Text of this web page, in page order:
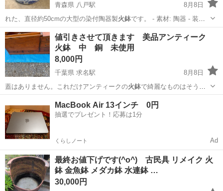
青森県 八戸駅
8月8日
れた、直径約50cmの大型の染付陶器製火鉢です。 - 素材: 陶器 - 装飾:
…青森 八戸市 八戸駅 その他
値引きさせて頂きます 美品アンティーク
火鉢 中 銅 未使用
8,000円
千葉県 求名駅
8月8日
蓋はありません。これだけアンティークの火鉢で綺麗なものはそうそ
うありません。これ…
MacBook Air 13インチ 0円
抽選でプレゼント！応募は1分
くらしノート Ad
最終お値下げです(^o^) 古民具 リメイク 火
鉢 金魚鉢 メダカ鉢 水連鉢 …
30,000円